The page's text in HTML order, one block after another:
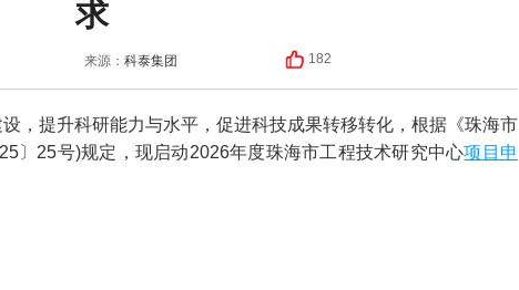
求
来源： 科泰集团 182
提升科研能力与水平，促进科技成果转移转化，根据《珠海市
〕25号)规定，现启动2026年度珠海市工程技术研究中心项目申